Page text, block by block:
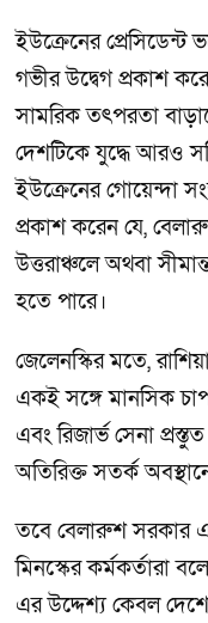
ইউক্রেনের প্রেসিডেন্ট
গভীর উদ্বেগ প্রকাশ
সামরিক তৎপরতা
দেশটিকে যুদ্ধে আরও
ইউক্রেনের গোয়েন্দা
প্রকাশ করেন যে,
উত্তরাঞ্চলে অথবা
হতে পারে।
জেলেনস্কির মতে,
একই সঙ্গে মানসিক
এবং রিজার্ভ সেনা
অতিরিক্ত সতর্ক
তবে বেলারুশ সরকার
মিনস্কের কর্মকর্তারা
এর উদ্দেশ্য কেবল